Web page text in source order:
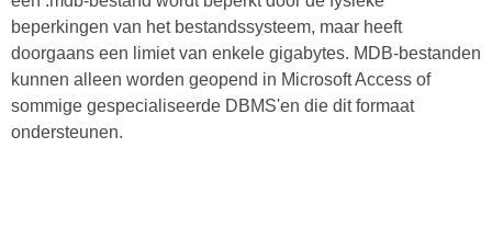
beperkingen van het bestandssysteem, maar heeft
doorgaans een limiet van enkele gigabytes. MDB-bestanden
kunnen alleen worden geopend in Microsoft Access of
sommige gespecialiseerde DBMS'en die dit formaat
ondersteunen.